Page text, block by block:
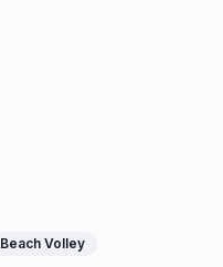
Beach Volley